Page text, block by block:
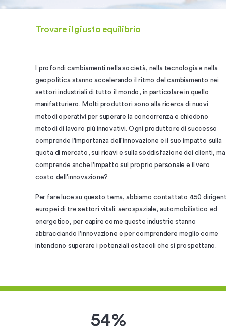
Trovare il giusto equilibrio
I profondi cambiamenti nella società, nella tecnologia e nella
geopolitica stanno accelerando il ritmo del cambiamento nei
settori industriali di tutto il mondo, in particolare in quello
manifatturiero. Molti produttori sono alla ricerca di nuovi
metodi operativi per superare la concorrenza e chiedono
metodi di lavoro più innovativi. Ogni produttore di successo
comprende l'importanza dell'innovazione e il suo impatto sulla
quota di mercato, sui ricavi e sulla soddisfazione dei clienti, ma
comprende anche l'impatto sul proprio personale e il vero
costo dell'innovazione?
Per fare luce su questo tema, abbiamo contattato 450
europei di tre settori vitali: aerospaziale, automobilistico ed
energetico, per capire come queste industrie stanno
abbracciando l'innovazione e per comprendere meglio come
intendono superare i potenziali ostacoli che si prospettano.
54%